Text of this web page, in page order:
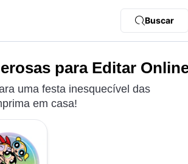
Buscar
para Editar
uma festa inesquecível das
em casa!